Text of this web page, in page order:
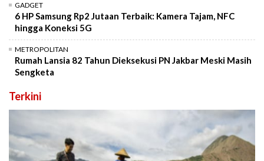
GADGET
6 HP Samsung Rp2 Jutaan Terbaik: Kamera Tajam, NFC
hingga Koneksi 5G
METROPOLITAN
Rumah Lansia 82 Tahun Dieksekusi PN Jakbar Meski Masih
Sengketa
Terkini